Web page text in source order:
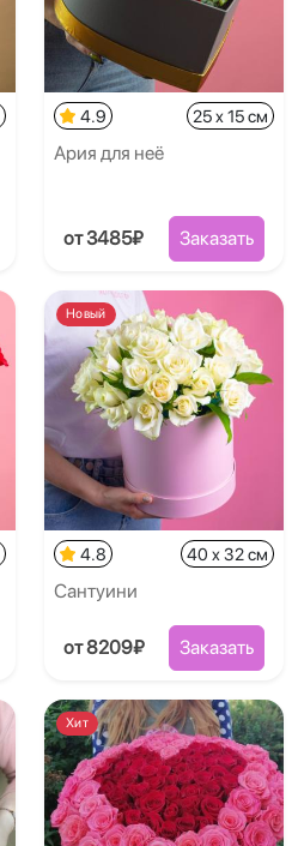
4.9 25 x 15 см
Ария для неё
от 3485₽ Заказать
Новый
4.8 40 x 32 см
Сантуини
от 8209₽ Заказать
Хит